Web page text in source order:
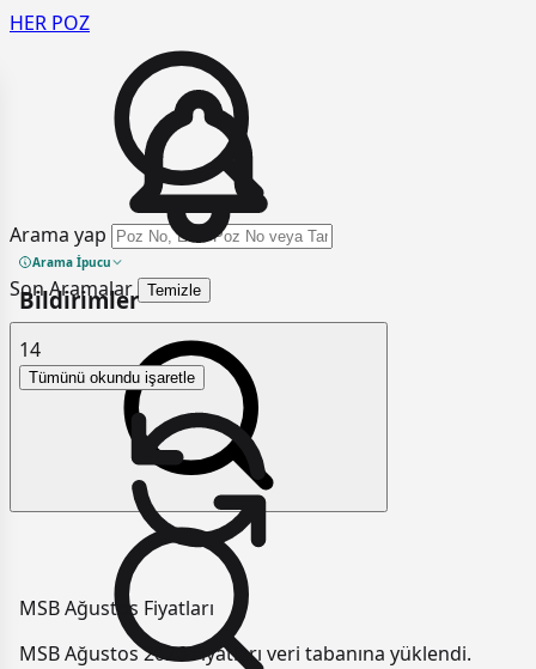
HER POZ
Arama yap
Arama İpucu
Son Aramalar Temizle
Bildirimler
14
Tümünü okundu işaretle
MSB Ağustos Fiyatları
MSB Ağustos 2026 Fiyatları veri tabanına yüklendi.